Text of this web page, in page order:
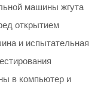
машины жгута
открытием
и испытательная
в компьютер и